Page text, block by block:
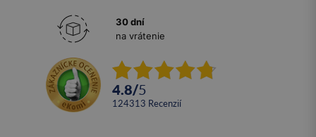
30 dní
na vrátenie
4.8/5
124313 recenzií